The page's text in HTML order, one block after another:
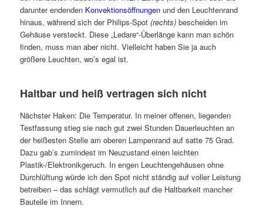
darunter endenden Konvektionsöffnungen und den Leuchtenrand
hinaus, während sich der Philips-Spot(rechts) bescheiden im
Gehäuse versteckt. Diese „Ledare“-Überlänge kann man schön
finden, muss man aber nicht. Vielleicht haben Sie ja auch
größere Leuchten, wo’s egal ist.
Haltbar und heiß vertragen sich nicht
Nächster Haken: Die Temperatur. In meiner offenen, liegenden
Testfassung stieg sie nach gut zwei Stunden Dauerleuchten an
der heißesten Stelle am oberen Lampenrand auf satte 75 Grad.
Dazu gab’s zumindest im Neuzustand einen leichten
Plastik-/Elektronikgeruch. In engen Leuchtengehäusen ohne
Durchlüftung würde ich den Spot nicht ständig auf voller Leistung
betreiben – das schlägt vermutlich auf die Haltbarkeit mancher
Bauteile im Innern.